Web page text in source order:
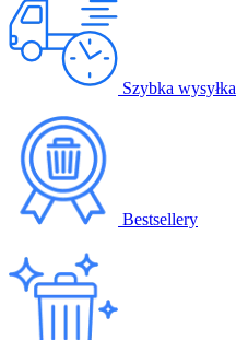
Szybka wysyłka
Bestsellery